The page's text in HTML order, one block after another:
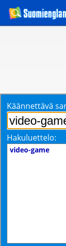
Käännettävä
Hakuluettelo:
video-game